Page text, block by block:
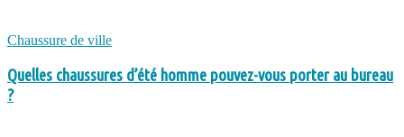
Chaussure de ville
Quelles chaussures d’été homme pouvez-vous porter au bureau
?